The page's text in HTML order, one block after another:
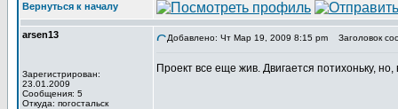
Вернуться к началу
arsen13
Зарегистрирован:
23.01.2009
Сообщения: 5
Откуда: погостальск
Добавлено: Чт Мар 19, 2009 8:15 pm Заголовок
Проект все еще жив. Двигается потихоньку,